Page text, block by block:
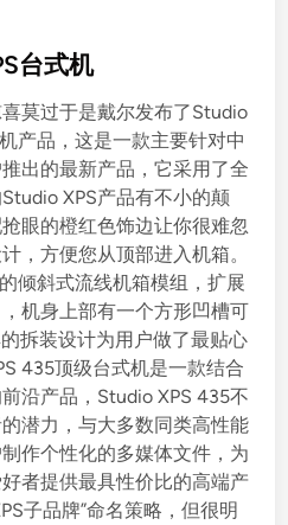
台式机
莫过于是戴尔发布了Studio
产品，这是一款主要针对中
出的最新产品，它采用了全
XPS产品有不小的颠
眼的橙红色饰边让你很难忽
，方便您从顶部进入机箱。
倾斜式流线机箱模组，扩展
机身上部有一个方形凹槽可
拆装设计为用户做了最贴心
435顶级台式机是一款结合
沿产品，Studio XPS 435不
潜力，与大多数同类高性能
作个性化的多媒体文件，为
者提供最具性价比的高端产
子品牌”命名策略，但很明